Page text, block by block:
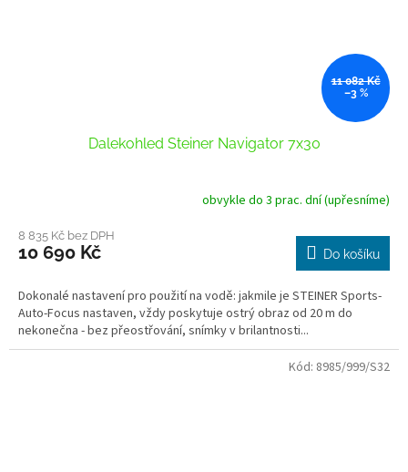
11 082 Kč
–3 %
Dalekohled Steiner Navigator 7x30
obvykle do 3 prac. dní (upřesníme)
8 835 Kč bez DPH
10 690 Kč Do košíku
Dokonalé nastavení pro použití na vodě: jakmile je STEINER Sports-
Auto-Focus nastaven, vždy poskytuje ostrý obraz od 20 m do
nekonečna - bez přeostřování, snímky v brilantnosti...
Kód: 8985/999/S32